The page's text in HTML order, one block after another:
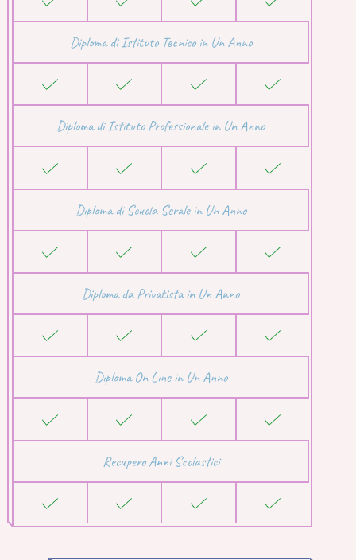
Diploma di Istituto Tecnico in Un Anno
Diploma di Istituto Professionale in Un Anno
Diploma di Scuola Serale in Un Anno
Diploma da Privatista in Un Anno
Diploma On Line in Un Anno
Recupero Anni Scolastici